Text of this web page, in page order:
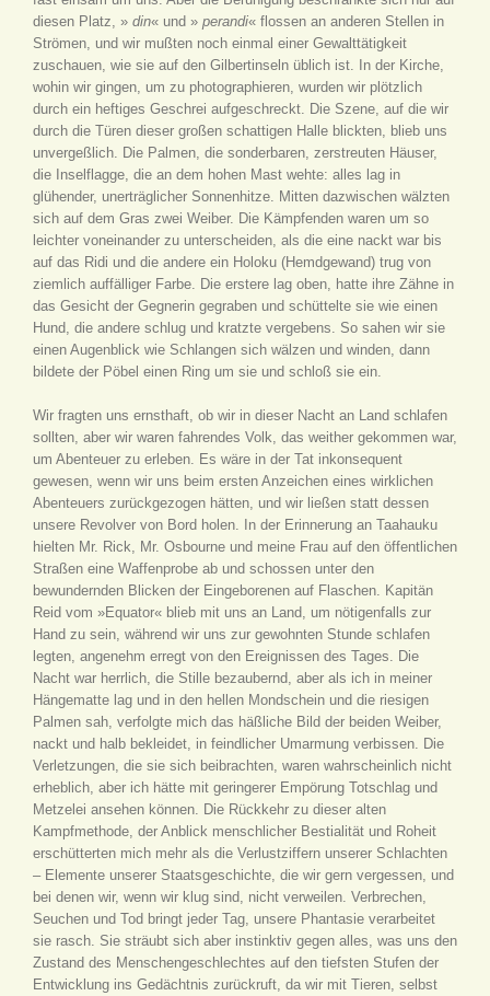
diesen Platz, » din« und » perandi« flossen an anderen Stellen in
Strömen, und wir mußten noch einmal einer Gewalttätigkeit
zuschauen, wie sie auf den Gilbertinseln üblich ist. In der Kirche,
wohin wir gingen, um zu photographieren, wurden wir plötzlich
durch ein heftiges Geschrei aufgeschreckt. Die Szene, auf die wir
durch die Türen dieser großen schattigen Halle blickten, blieb uns
unvergeßlich. Die Palmen, die sonderbaren, zerstreuten Häuser,
die Inselflagge, die an dem hohen Mast wehte: alles lag in
glühender, unerträglicher Sonnenhitze. Mitten dazwischen wälzten
sich auf dem Gras zwei Weiber. Die Kämpfenden waren um so
leichter voneinander zu unterscheiden, als die eine nackt war bis
auf das Ridi und die andere ein Holoku (Hemdgewand) trug von
ziemlich auffälliger Farbe. Die erstere lag oben, hatte ihre Zähne in
das Gesicht der Gegnerin gegraben und schüttelte sie wie einen
Hund, die andere schlug und kratzte vergebens. So sahen wir sie
einen Augenblick wie Schlangen sich wälzen und winden, dann
bildete der Pöbel einen Ring um sie und schloß sie ein.
Wir fragten uns ernsthaft, ob wir in dieser Nacht an Land schlafen
sollten, aber wir waren fahrendes Volk, das weither gekommen war,
um Abenteuer zu erleben. Es wäre in der Tat inkonsequent
gewesen, wenn wir uns beim ersten Anzeichen eines wirklichen
Abenteuers zurückgezogen hätten, und wir ließen statt dessen
unsere Revolver von Bord holen. In der Erinnerung an Taahauku
hielten Mr. Rick, Mr. Osbourne und meine Frau auf den öffentlichen
Straßen eine Waffenprobe ab und schossen unter den
bewundernden Blicken der Eingeborenen auf Flaschen. Kapitän
Reid vom »Equator« blieb mit uns an Land, um nötigenfalls zur
Hand zu sein, während wir uns zur gewohnten Stunde schlafen
legten, angenehm erregt von den Ereignissen des Tages. Die
Nacht war herrlich, die Stille bezaubernd, aber als ich in meiner
Hängematte lag und in den hellen Mondschein und die riesigen
Palmen sah, verfolgte mich das häßliche Bild der beiden Weiber,
nackt und halb bekleidet, in feindlicher Umarmung verbissen. Die
Verletzungen, die sie sich beibrachten, waren wahrscheinlich nicht
erheblich, aber ich hätte mit geringerer Empörung Totschlag und
Metzelei ansehen können. Die Rückkehr zu dieser alten
Kampfmethode, der Anblick menschlicher Bestialität und Roheit
erschütterten mich mehr als die Verlustziffern unserer Schlachten
– Elemente unserer Staatsgeschichte, die wir gern vergessen, und
bei denen wir, wenn wir klug sind, nicht verweilen. Verbrechen,
Seuchen und Tod bringt jeder Tag, unsere Phantasie verarbeitet
sie rasch. Sie sträubt sich aber instinktiv gegen alles, was uns den
Zustand des Menschengeschlechtes auf den tiefsten Stufen der
Entwicklung ins Gedächtnis zurückruft, da wir mit Tieren, selbst